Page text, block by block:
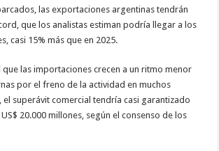
las exportaciones argentinas tendrán
que los analistas estiman podría llegar a los
casi 15% más que en 2025.
que las importaciones crecen a un ritmo menor
por el freno de la actividad en muchos
el superávit comercial tendría casi garantizado
20.000 millones, según el consenso de los